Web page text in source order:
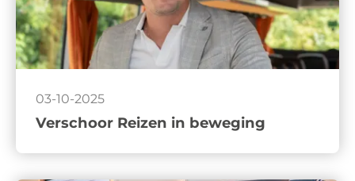
03-10-2025
Verschoor Reizen in beweging